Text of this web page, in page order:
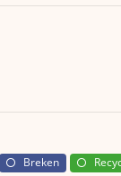
Breken